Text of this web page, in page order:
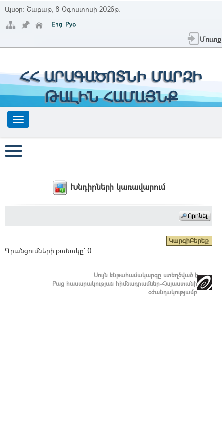
Այսօր: Շաբաթ, 8 Օգոստոսի 2026թ.
Մուտք
ՀՀ ԱՐԱԳԱԾՈՏՆԻ ՄԱՐԶԻ
ԹԱԼԻՆ ՀԱՄԱՅՆՔ
Խնդիրների կառավարում
Գրանցումների քանակը` 0
Սույն ենթահամակարգը ստեղծված է
Բաց հասարակության հիմնադրամներ-Հայաստանի
օժանդակությամբ